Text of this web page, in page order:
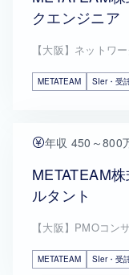
クエンジニア
【大阪】ネットワ
METATEAM SIer・受
年収 450～800
METATEAM
ルタント
【大阪】PMOコン
METATEAM SIer・受